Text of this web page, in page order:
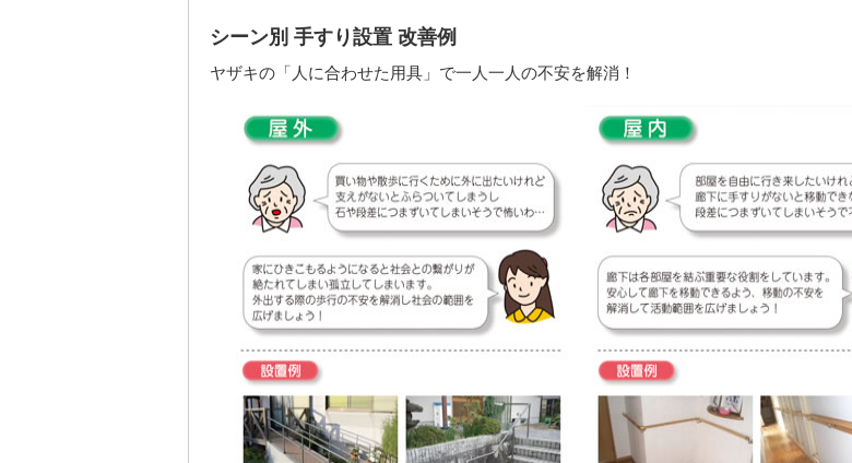
シーン別 手すり設置 改善例
ヤザキの「人に合わせた用具」で一人一人の不安を解消！